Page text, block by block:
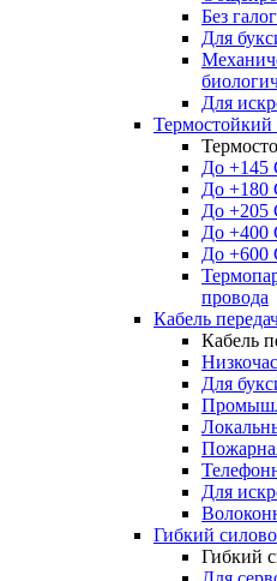
Без
Для
Для
Термостойкий
До +145
До +180
До +205
До +400
До +600
провода
Кабель
Кабель
Для
Для
Гибкий
Гибкий